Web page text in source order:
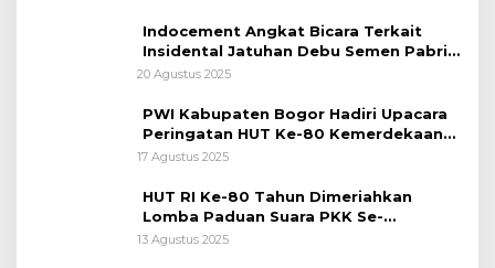
Indocement Angkat Bicara Terkait
Insidental Jatuhan Debu Semen Pabrik
Citeureup
20 Agustus 2025
PWI Kabupaten Bogor Hadiri Upacara
Peringatan HUT Ke-80 Kemerdekaan
RI, di Lapangan Tegar Beriman
17 Agustus 2025
HUT RI Ke-80 Tahun Dimeriahkan
Lomba Paduan Suara PKK Se-
Kabupaten Bogor
13 Agustus 2025